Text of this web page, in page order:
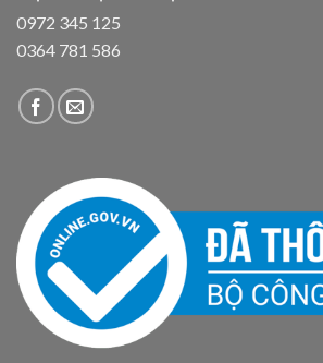
0972 345 125
0364 781 586